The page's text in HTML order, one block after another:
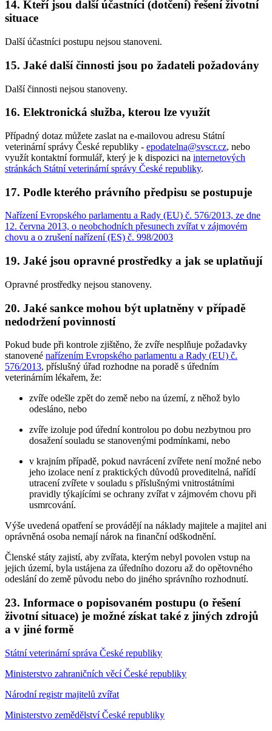
14. Kteří jsou další účastníci (dotčení) řešení životní
situace
Další účastníci postupu nejsou stanoveni.
15. Jaké další činnosti jsou po žadateli požadovány
Další činnosti nejsou stanoveny.
16. Elektronická služba, kterou lze využít
Případný dotaz můžete zaslat na e-mailovou adresu Státní
veterinární správy České republiky - epodatelna@svscr.cz, nebo
využít kontaktní formulář, který je k dispozici na internetových
stránkách Státní veterinární správy České republiky.
17. Podle kterého právního předpisu se postupuje
Nařízení Evropského parlamentu a Rady (EU) č. 576/2013, ze dne
12. června 2013, o neobchodních přesunech zvířat v zájmovém
chovu a o zrušení nařízení (ES) č. 998/2003
19. Jaké jsou opravné prostředky a jak se uplatňují
Opravné prostředky nejsou stanoveny.
20. Jaké sankce mohou být uplatněny v případě
nedodržení povinností
Pokud bude při kontrole zjištěno, že zvíře nesplňuje požadavky
stanovené nařízením Evropského parlamentu a Rady (EU) č.
576/2013, příslušný úřad rozhodne na poradě s úředním
veterinárním lékařem, že:
zvíře odešle zpět do země nebo na území, z něhož bylo
odesláno, nebo
zvíře izoluje pod úřední kontrolou po dobu nezbytnou pro
dosažení souladu se stanovenými podmínkami, nebo
v krajním případě, pokud navrácení zvířete není možné nebo
jeho izolace není z praktických důvodů proveditelná, nařídí
utracení zvířete v souladu s příslušnými vnitrostátními
pravidly týkajícími se ochrany zvířat v zájmovém chovu při
usmrcování.
Výše uvedená opatření se provádějí na náklady majitele a majitel ani
oprávněná osoba nemají nárok na finanční odškodnění.
Členské státy zajistí, aby zvířata, kterým nebyl povolen vstup na
jejich území, byla ustájena za úředního dozoru až do opětovného
odeslání do země původu nebo do jiného správního rozhodnutí.
23. Informace o popisovaném postupu (o řešení
životní situace) je možné získat také z jiných zdrojů
a v jiné formě
Státní veterinární správa České republiky
Ministerstvo zahraničních věcí České republiky
Národní registr majitelů zvířat
Ministerstvo zemědělství České republiky